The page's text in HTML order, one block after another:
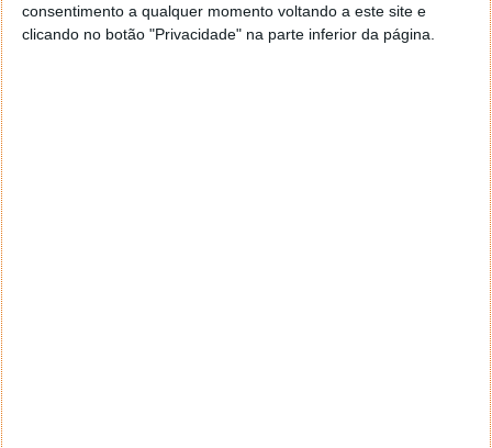
consentimento a qualquer momento voltando a este site e
clicando no botão "Privacidade" na parte inferior da página.